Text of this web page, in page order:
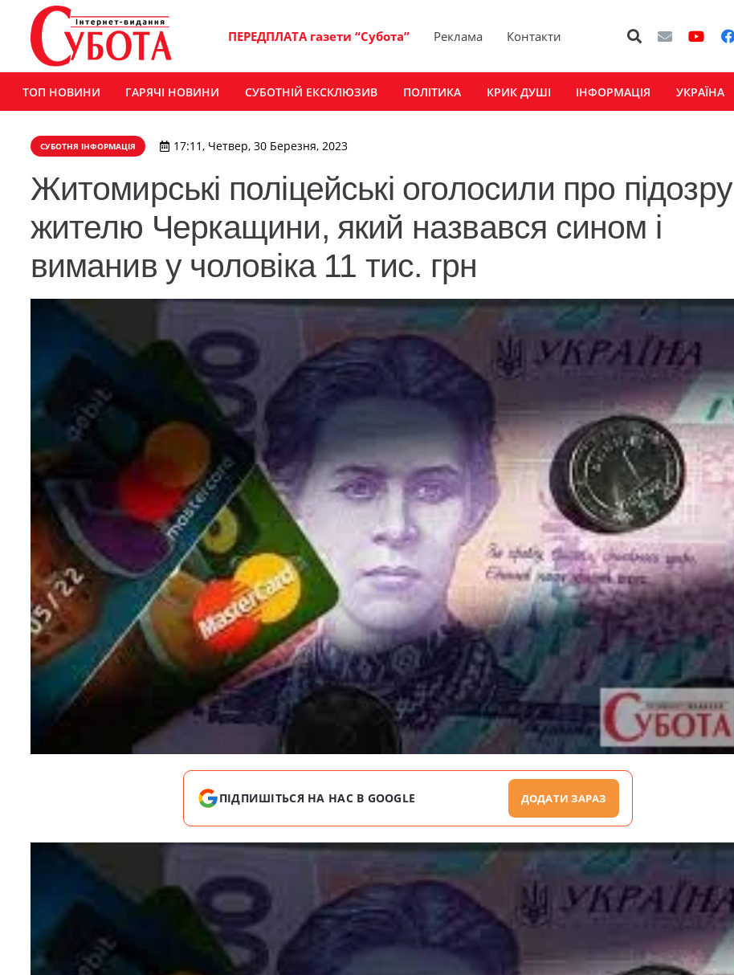
ПЕРЕДПЛАТА газети “Субота” Реклама Контакти
ТОП НОВИНИ ГАРЯЧІ НОВИНИ СУБОТНІЙ ЕКСКЛЮЗИВ ПОЛІТИКА КРИК ДУШІ ІНФОРМАЦІЯ УКРАЇНА
СУБОТНЯ ІНФОРМАЦІЯ 17:11, Четвер, 30 Березня, 2023
Житомирські поліцейські оголосили про підозру
жителю Черкащини, який назвався сином і
виманив у чоловіка 11 тис. грн
ПІДПИШІТЬСЯ НА НАС В GOOGLE ДОДАТИ ЗАРАЗ